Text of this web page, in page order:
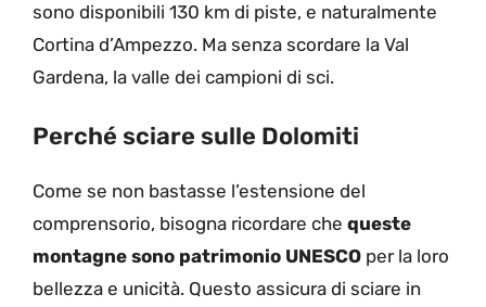
sono disponibili 130 km di piste, e naturalmente
Cortina d’Ampezzo. Ma senza scordare la Val
Gardena, la valle dei campioni di sci.
Perché sciare sulle Dolomiti
Come se non bastasse l’estensione del
comprensorio, bisogna ricordare che queste
montagne sono patrimonio UNESCO per la loro
bellezza e unicità. Questo assicura di sciare in